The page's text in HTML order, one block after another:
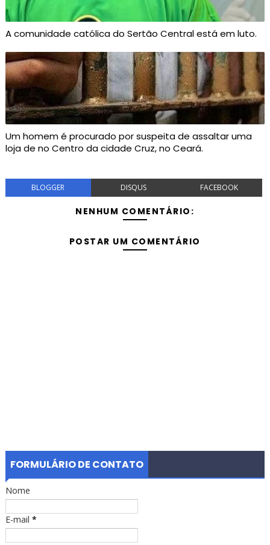
A comunidade católica do Sertão Central está em luto.
Um homem é procurado por suspeita de assaltar uma
loja de no Centro da cidade Cruz, no Ceará.
BLOGGER DISQUS FACEBOOK
NENHUM COMENTÁRIO:
POSTAR UM COMENTÁRIO
FORMULÁRIO DE CONTATO
Nome
E-mail *